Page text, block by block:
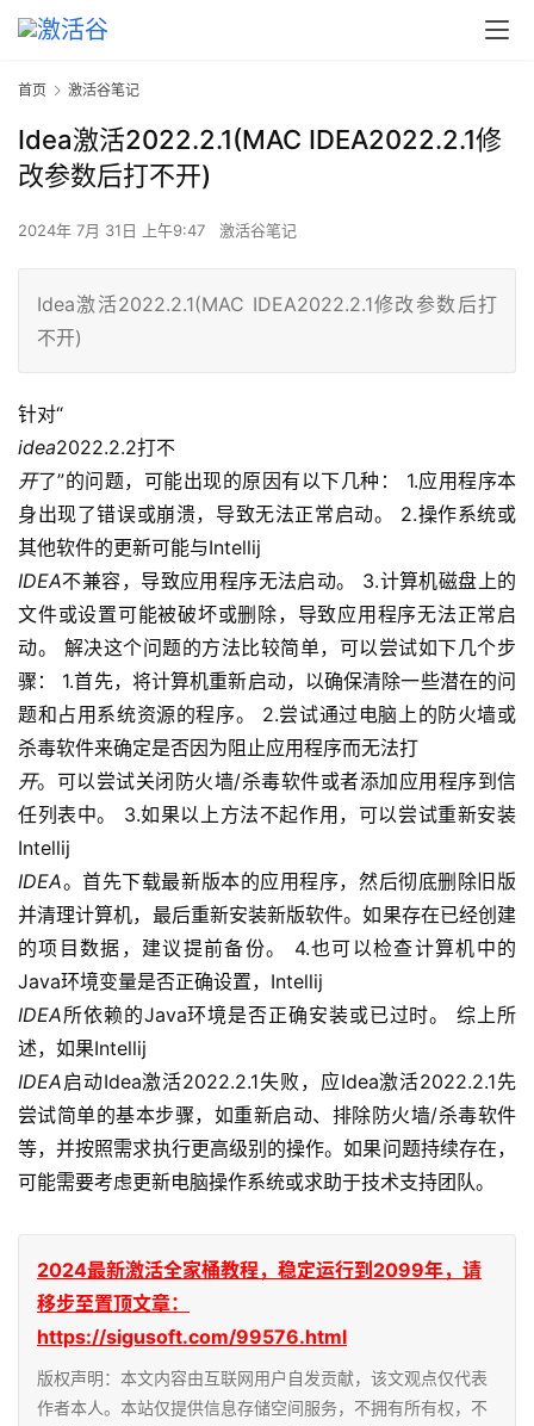
首页 激活谷笔记
Idea激活2022.2.1(MAC IDEA2022.2.1修
改参数后打不开)
2024年 7月 31日 上午9:47 激活谷笔记
Idea激活2022.2.1(MAC IDEA2022.2.1修改参数后打
不开)
针对“
idea2022.2.2打不
开了”的问题，可能出现的原因有以下几种： 1.应用程序本
身出现了错误或崩溃，导致无法正常启动。 2.操作系统或
其他软件的更新可能与Intellij
IDEA不兼容，导致应用程序无法启动。 3.计算机磁盘上的
文件或设置可能被破坏或删除，导致应用程序无法正常启
动。 解决这个问题的方法比较简单，可以尝试如下几个步
骤： 1.首先，将计算机重新启动，以确保清除一些潜在的问
题和占用系统资源的程序。 2.尝试通过电脑上的防火墙或
杀毒软件来确定是否因为阻止应用程序而无法打
开。可以尝试关闭防火墙/杀毒软件或者添加应用程序到信
任列表中。 3.如果以上方法不起作用，可以尝试重新安装
Intellij
IDEA。首先下载最新版本的应用程序，然后彻底删除旧版
并清理计算机，最后重新安装新版软件。如果存在已经创建
的项目数据，建议提前备份。 4.也可以检查计算机中的
Java环境变量是否正确设置，Intellij
IDEA所依赖的Java环境是否正确安装或已过时。 综上所
述，如果Intellij
IDEA启动Idea激活2022.2.1失败，应Idea激活2022.2.1先
尝试简单的基本步骤，如重新启动、排除防火墙/杀毒软件
等，并按照需求执行更高级别的操作。如果问题持续存在，
可能需要考虑更新电脑操作系统或求助于技术支持团队。
2024最新激活全家桶教程，稳定运行到2099年，请
移步至置顶文章：
https://sigusoft.com/99576.html
版权声明：本文内容由互联网用户自发贡献，该文观点仅代表
作者本人。本站仅提供信息存储空间服务，不拥有所有权，不